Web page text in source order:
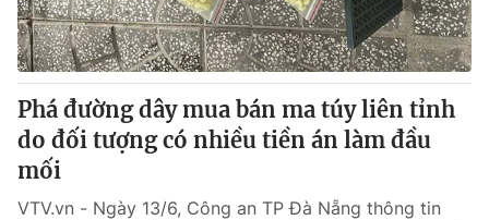
Phá đường dây mua bán ma túy liên tỉnh
do đối tượng có nhiều tiền án làm đầu
mối
VTV.vn - Ngày 13/6, Công an TP Đà Nẵng thông tin